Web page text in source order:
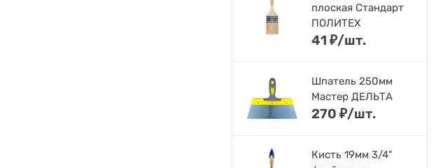
плоская Стандарт
ПОЛИТЕХ
41 ₽/шт.
Шпатель 250мм
Мастер ДЕЛЬТА
270 ₽/шт.
Кисть 19мм 3/4"